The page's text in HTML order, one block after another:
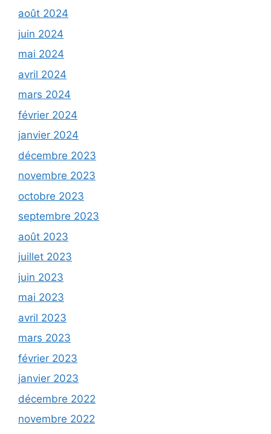
août 2024
juin 2024
mai 2024
avril 2024
mars 2024
février 2024
janvier 2024
décembre 2023
novembre 2023
octobre 2023
septembre 2023
août 2023
juillet 2023
juin 2023
mai 2023
avril 2023
mars 2023
février 2023
janvier 2023
décembre 2022
novembre 2022